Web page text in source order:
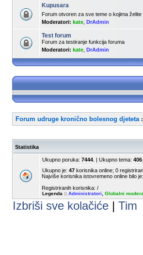
Kupusara
Forum otvoren za sve teme o kojima
Moderatori: kate DrAdmin
Test forum
Forum za testiranje funkcija foruma
Moderatori: kate DrAdmin
Forum udruge kronično bolesnog djeteta :
Statistika
Ukupno poruka: 7444 . | Ukupno tema: 406
Ukupno je: 47 korisnika online; 0
Najviše korisnika istovremeno online bilo je:
Registriranih korisnika: /
Legenda :: Administratori Globalni
Izbriši sve kolačiće | Tim